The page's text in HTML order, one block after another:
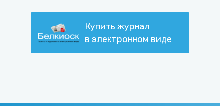
Купить журнал
в электронном виде